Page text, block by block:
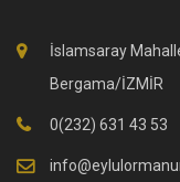
İslamsaray
Bergama/İZMİR
0(232) 631 43 53